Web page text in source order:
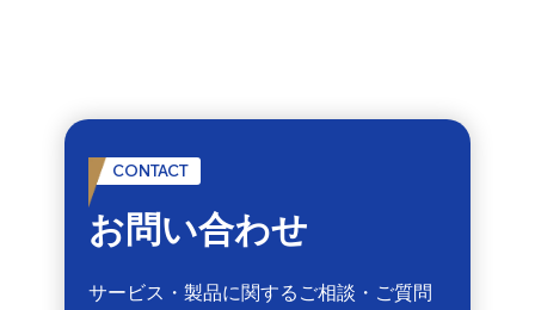
CONTACT
お問い合わせ
サービス・製品に関するご相談・ご質問